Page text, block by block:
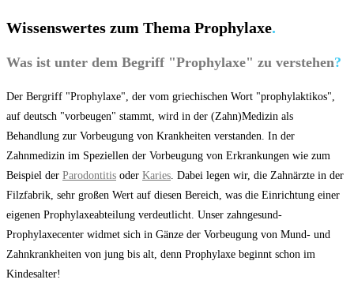
Wissenswertes zum Thema Prophylaxe.
Was ist unter dem Begriff "Prophylaxe" zu verstehen?
Der Bergriff "Prophylaxe", der vom griechischen Wort "prophylaktikos",
auf deutsch "vorbeugen" stammt, wird in der (Zahn)Medizin als
Behandlung zur Vorbeugung von Krankheiten verstanden. In der
Zahnmedizin im Speziellen der Vorbeugung von Erkrankungen wie zum
Beispiel der Parodontitis oder Karies . Dabei legen wir, die Zahnärzte in der
Filzfabrik, sehr großen Wert auf diesen Bereich, was die Einrichtung einer
eigenen Prophylaxeabteilung verdeutlicht. Unser zahngesund-
Prophylaxecenter widmet sich in Gänze der Vorbeugung von Mund- und
Zahnkrankheiten von jung bis alt, denn Prophylaxe beginnt schon im
Kindesalter!